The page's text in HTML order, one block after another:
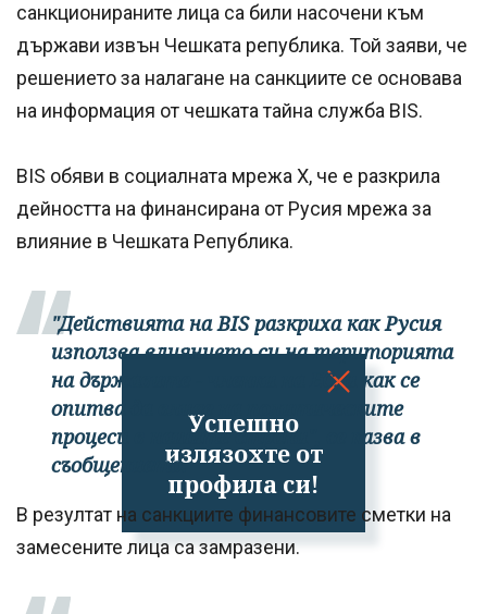
Успешно
излязохте от
профила си!
санкционираните лица са били насочени към
държави извън Чешката република. Той заяви, че
решението за налагане на санкциите се основава
на информация от чешката тайна служба BIS.
BIS обяви в социалната мрежа X, че е разкрила
дейността на финансирана от Русия мрежа за
влияние в Чешката Република.
"Действията на BIS разкриха как Русия
използва влиянието си на територията
на държавите - членки на ЕС, и как се
опитва да влияе на политическите
процеси в нашите страни", се казва в
съобщението.
В резултат на санкциите финансовите сметки на
замесените лица са замразени.